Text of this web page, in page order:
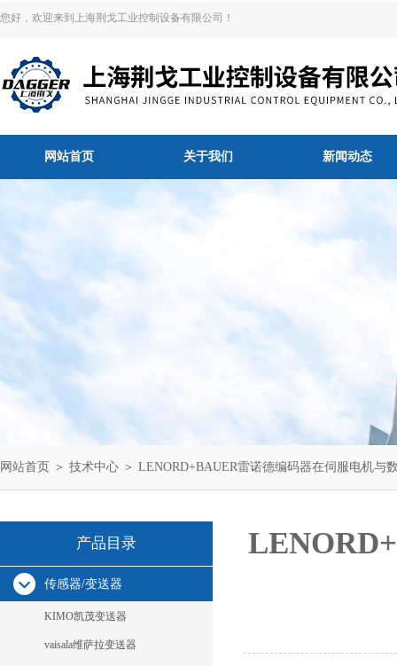
您好，欢迎来到上海荆戈工业控制设备有限公司！
网站首页 关于我们 新闻动态
网站首页 ＞ 技术中心 ＞ LENORD+BAUER雷诺德编码器在伺服电机与
产品目录
传感器/变送器
KIMO凯茂变送器
vaisala维萨拉变送器